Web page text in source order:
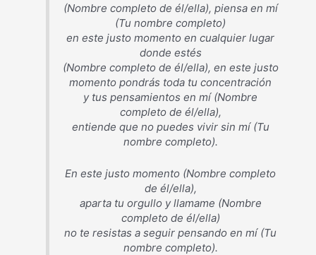
(Nombre completo de él/ella), piensa en mí
(Tu nombre completo)
en este justo momento en cualquier lugar
donde estés
(Nombre completo de él/ella), en este justo
momento pondrás toda tu concentración
y tus pensamientos en mí (Nombre
completo de él/ella),
entiende que no puedes vivir sin mí (Tu
nombre completo).
En este justo momento (Nombre completo
de él/ella),
aparta tu orgullo y llamame (Nombre
completo de él/ella)
no te resistas a seguir pensando en mí (Tu
nombre completo).